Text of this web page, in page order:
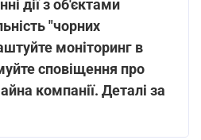
дії з об'єктами
"чорних
моніторинг в
сповіщення про
компанії. Деталі за